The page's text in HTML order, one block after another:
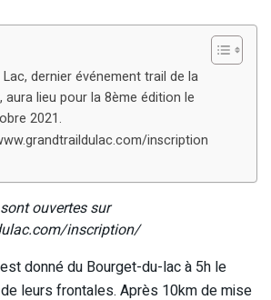
dernier événement trail de la
aura lieu pour la 8ème édition le
2021.
inscription
ouvertes sur
inscription/
donné du Bourget-du-lac à 5h le
leurs frontales. Après 10km de mise